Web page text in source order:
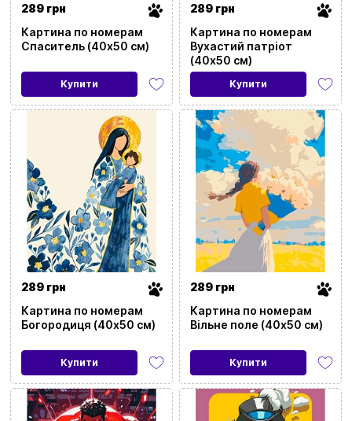
289 грн
Картина по номерам
Спаситель (40х50 см)
Купити
289 грн
Картина по номерам
Вухастий патріот
(40х50 см)
Купити
289 грн
Картина по номерам
Богородиця (40х50 см)
Купити
289 грн
Картина по номерам
Вільне поле (40х50 см)
Купити